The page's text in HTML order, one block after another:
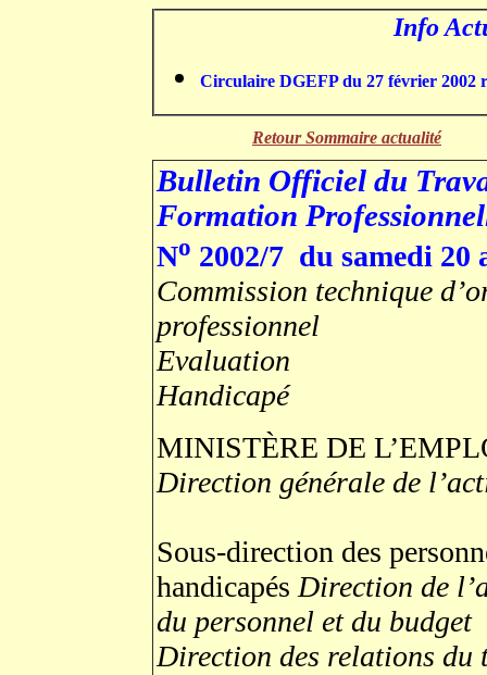
Info
Circulaire DGEFP du 27 février 2002
Retour Sommaire actualité
Bulletin Officiel du
Formation
No 2002/7 du samedi 20
Commission technique
professionnel
Evaluation
Handicapé
MINISTÈRE DE
Direction générale de
Sous-direction des
handicapés Direction de
du personnel et du budget
Direction des relations du